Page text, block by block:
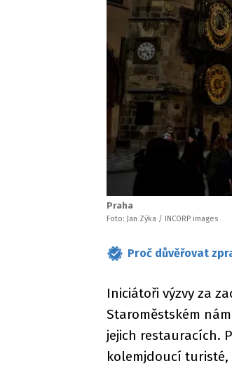
Praha
Foto: Jan Zýka / INCORP images
Proč důvěřovat
Iniciátoři výzvy za
Staroměstském
jejich restauracích.
kolemjdoucí